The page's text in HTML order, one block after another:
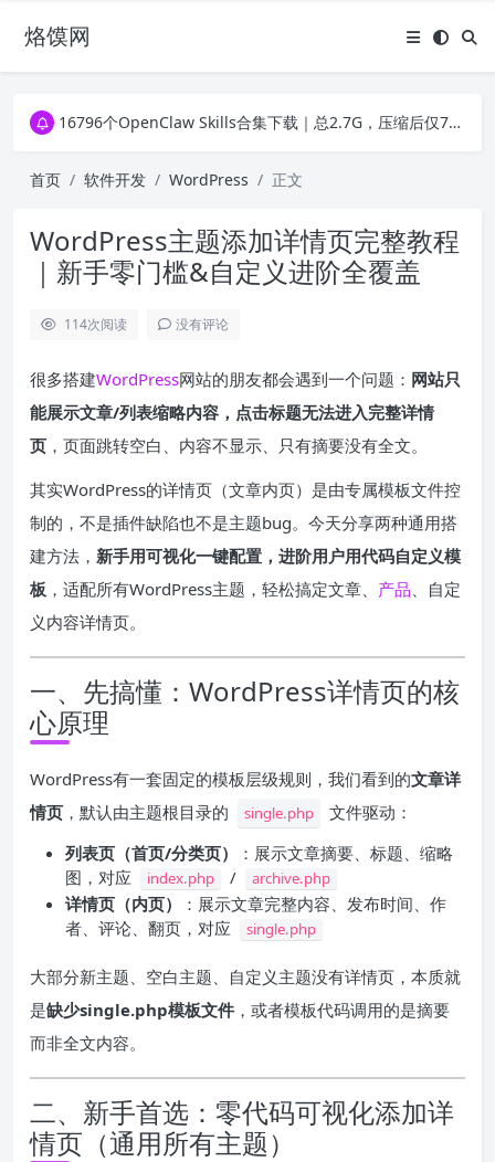
烙馍网
16796个OpenClaw Skills合集下载｜总2.7G，压缩后仅738M，覆盖全场景技能
16796个OpenClaw Skills合集下载｜总2.7G，压缩后仅738M，覆盖全场景技能
首页
软件开发 WordPress 正文
WordPress主题添加详情页完整教程
｜新手零门槛&自定义进阶全覆盖
114次阅读 没有评论
很多搭建WordPress网站的朋友都会遇到一个问题： 网站只
能展示文章/列表缩略内容，点击标题无法进入完整详情
页 ，页面跳转空白、内容不显示、只有摘要没有全文。
其实WordPress的详情页（文章内页）是由专属模板文件控
制的，不是插件缺陷也不是主题bug。今天分享两种通用搭
建方法， 新手用可视化一键配置，进阶用户用代码自定义模
板 ，适配所有WordPress主题，轻松搞定文章、 产品、自定
义内容详情页。
一、先搞懂：WordPress详情页的核
心原理
WordPress有一套固定的模板层级规则，我们看到的文章详
情页 ，默认由主题根目录的 single.php
文件驱动：
列表页（首页/分类页）
：展示文章摘要、标题、缩略
图，对应
index.php / archive.php
详情页（内页）
：展示文章完整内容、发布时间、作
者、评论、翻页，对应
single.php
大部分新主题、空白主题、自定义主题没有详情页，本质就
是缺少single.php模板文件 ，或者模板代码调用的是摘要
而非全文内容。
二、新手首选：零代码可视化添加详
情页（通用所有主题）